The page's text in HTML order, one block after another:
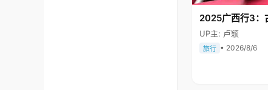
2025广西行3：
UP主: 卢颖
旅行 • 2026/8/6